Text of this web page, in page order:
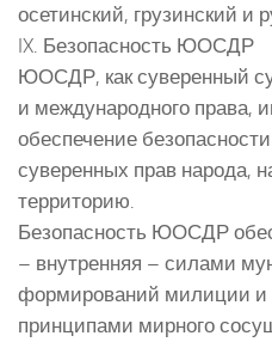
осетинский, грузинский и
IX. Безопасность ЮОСДР
ЮОСДР, как суверенный
и международного права,
обеспечение
суверенных прав народа,
территорию.
Безопасность ЮОСДР
– внутренняя – силами
формирований милиции
принципами мирного